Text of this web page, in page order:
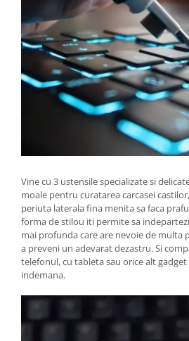
Vine cu 3 ustensile specializate si
moale pentru curatarea carcasei
periuta laterala fina menita sa faca
forma de stilou iti permite sa
mai profunda care are nevoie de multa
a preveni un adevarat dezastru. Si
telefonul, cu tableta sau orice alt
indemana.